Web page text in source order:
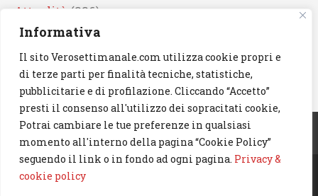
Informativa
Il sito Verosettimanale.com utilizza cookie propri e
di terze parti per finalità tecniche, statistiche,
pubblicitarie e di profilazione. Cliccando “Accetto”
presti il consenso all'utilizzo dei sopracitati cookie,
Potrai cambiare le tue preferenze in qualsiasi
momento all'interno della pagina “Cookie Policy”
seguendo il link o in fondo ad ogni pagina. Privacy &
cookie policy
Attualità (336)
Eventi(330)
Artisti (241)
News(238)
Cerca
© 2023 Verosettimanale.com. All rights reserved.